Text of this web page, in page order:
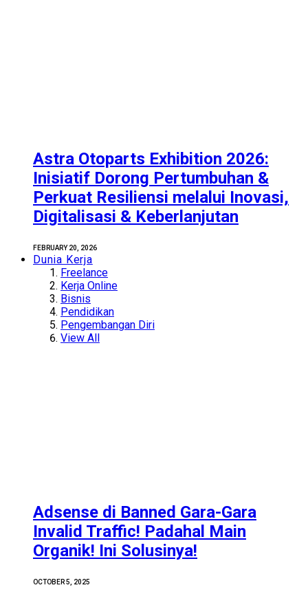
Astra Otoparts Exhibition 2026:
Inisiatif Dorong Pertumbuhan &
Perkuat Resiliensi melalui Inovasi,
Digitalisasi & Keberlanjutan
FEBRUARY 20, 2026
Dunia Kerja
Freelance
Kerja Online
Bisnis
Pendidikan
Pengembangan Diri
View All
Adsense di Banned Gara-Gara
Invalid Traffic! Padahal Main
Organik! Ini Solusinya!
OCTOBER 5, 2025